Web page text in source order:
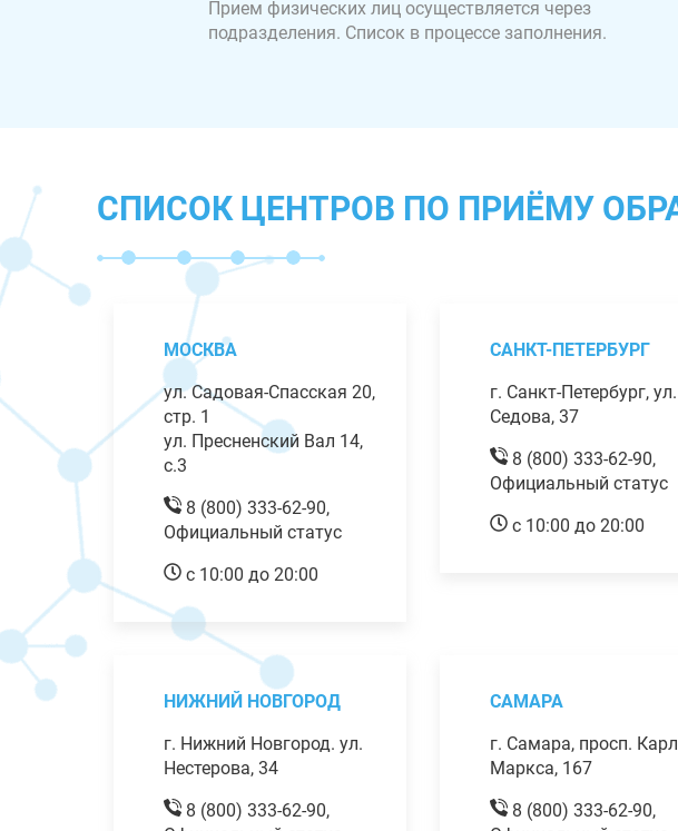
Прием физических лиц осуществляется через
подразделения. Список в процессе заполнения.
СПИСОК ЦЕНТРОВ ПО ПРИЁМУ
МОСКВА
ул. Садовая-Спасская 20,
стр. 1
ул. Пресненский Вал 14,
с.3
8 (800) 333-62-90,
Официальный статус
с 10:00 до 20:00
САНКТ-ПЕТЕРБУРГ
г. Санкт-Петербург, ул.
Седова, 37
8 (800) 333-62-90,
Официальный статус
с 10:00 до 20:00
НИЖНИЙ НОВГОРОД
г. Нижний Новгород. ул.
Нестерова, 34
8 (800) 333-62-90,
САМАРА
г. Самара, просп.
Маркса, 167
8 (800) 333-62-90,